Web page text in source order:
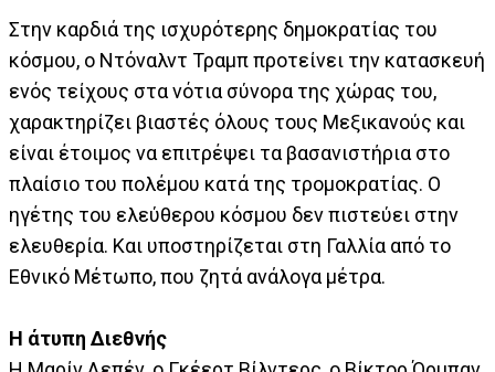
Στην καρδιά της ισχυρότερης δημοκρατίας του
κόσμου, ο Ντόναλντ Τραμπ προτείνει την κατασκευή
ενός τείχους στα νότια σύνορα της χώρας του,
χαρακτηρίζει βιαστές όλους τους Μεξικανούς και
είναι έτοιμος να επιτρέψει τα βασανιστήρια στο
πλαίσιο του πολέμου κατά της τρομοκρατίας. Ο
ηγέτης του ελεύθερου κόσμου δεν πιστεύει στην
ελευθερία. Και υποστηρίζεται στη Γαλλία από το
Εθνικό Μέτωπο, που ζητά ανάλογα μέτρα.
Η άτυπη Διεθνής